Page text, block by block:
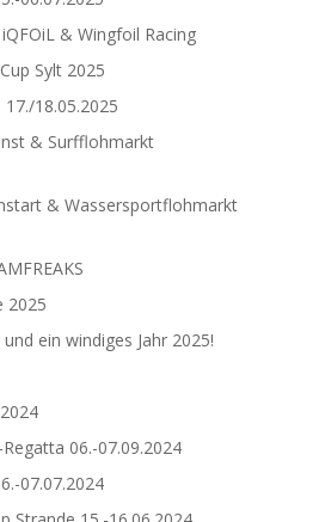
& Wingfoil Racing
Sylt 2025
18.05.2025
& Surfflohmarkt
& Wassersportflohmarkt
2025
ein windiges Jahr 2025!
06.-07.09.2024
07.07.2024